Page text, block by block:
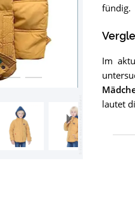
fündig.
Im
lautet